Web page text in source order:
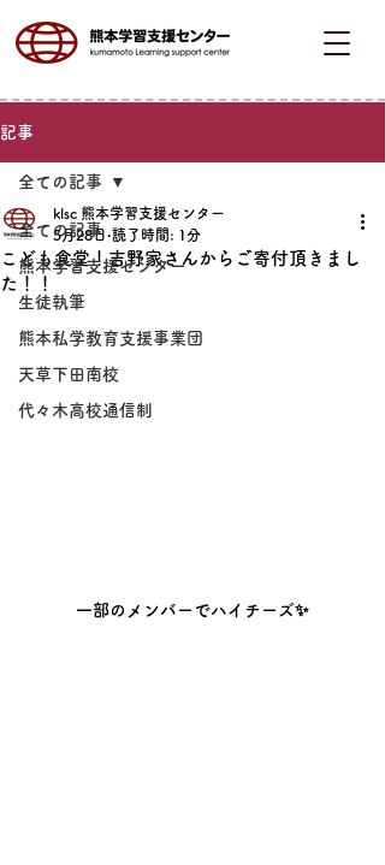
記事
全ての記事
熊本学習支援センター
生徒執筆
熊本私学教育支援事業団
天草下田南校
代々木高校通信制
全ての記事
こども食堂！吉野家さんからご寄付頂きまし
た！！
klsc 熊本学習支援センター
5月28日 読了時間: 1分
一部のメンバーでハイチーズ✨